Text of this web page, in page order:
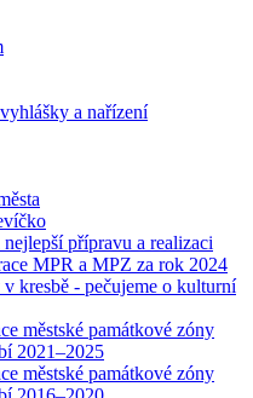
a nařízení
nejlepší přípravu a realizaci
MPR a MPZ za rok 2024
kresbě - pečujeme o kulturní
městské památkové zóny
2021–2025
městské památkové zóny